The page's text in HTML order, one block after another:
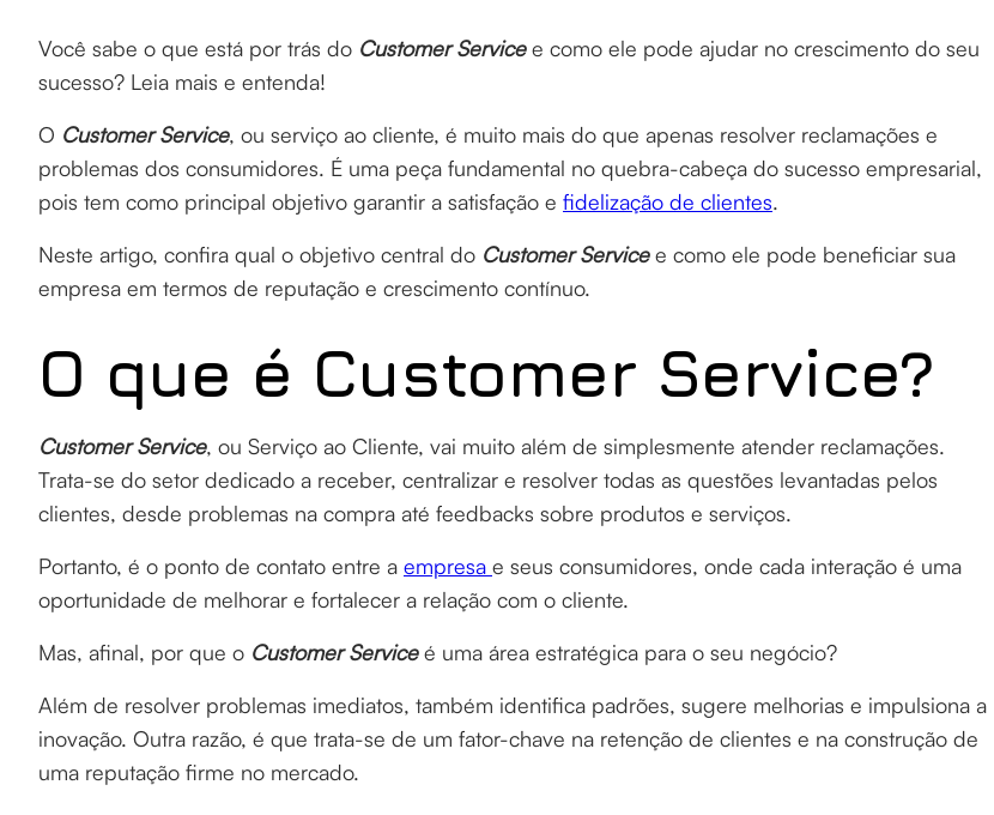
Você sabe o que está por trás do Customer Servicee como ele pode ajudar no crescimento do seu
sucesso? Leia mais e entenda!
O Customer Service, ou serviço ao cliente, é muito mais do que apenas resolver reclamações e
problemas dos consumidores. É uma peça fundamental no quebra-cabeça do sucesso empresarial,
pois tem como principal objetivo garantir a satisfação e fidelização de clientes.
Neste artigo, confira qual o objetivo central do Customer Servicee como ele pode beneficiar sua
empresa em termos de reputação e crescimento contínuo.
O que é Customer Service?
Customer Service, ou Serviço ao Cliente, vai muito além de simplesmente atender reclamações.
Trata-se do setor dedicado a receber, centralizar e resolver todas as questões levantadas pelos
clientes, desde problemas na compra até feedbacks sobre produtos e serviços.
Portanto, é o ponto de contato entre a empresa e seus consumidores, onde cada interação é uma
oportunidade de melhorar e fortalecer a relação com o cliente.
Mas, afinal, por que o Customer Serviceé uma área estratégica para o seu negócio?
Além de resolver problemas imediatos, também identifica padrões, sugere melhorias e impulsiona a
inovação. Outra razão, é que trata-se de um fator-chave na retenção de clientes e na construção de
uma reputação firme no mercado.